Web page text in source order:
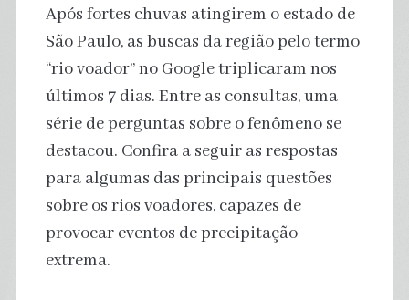
Após fortes chuvas atingirem o estado de
São Paulo, as buscas da região pelo termo
“rio voador” no Google triplicaram nos
últimos 7 dias. Entre as consultas, uma
série de perguntas sobre o fenômeno se
destacou. Confira a seguir as respostas
para algumas das principais questões
sobre os rios voadores, capazes de
provocar eventos de precipitação
extrema.